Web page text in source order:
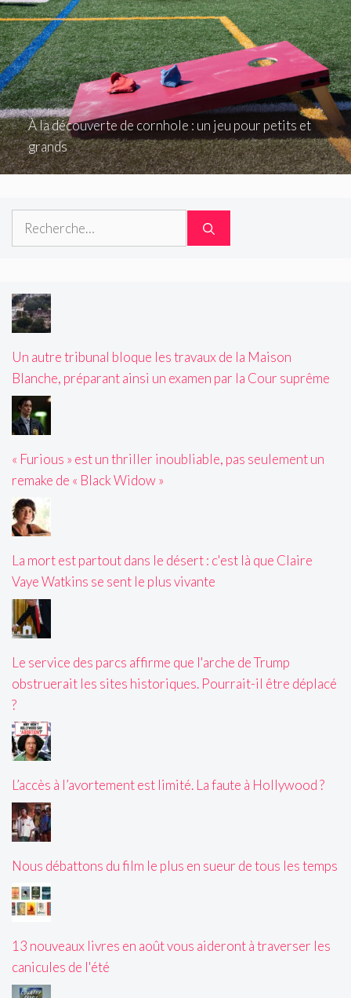
À la découverte de cornhole : un jeu pour petits et
grands
Rechercher :
Un autre tribunal bloque les travaux de la Maison
Blanche, préparant ainsi un examen par la Cour suprême
« Furious » est un thriller inoubliable, pas seulement un
remake de « Black Widow »
La mort est partout dans le désert : c'est là que Claire
Vaye Watkins se sent le plus vivante
Le service des parcs affirme que l'arche de Trump
obstruerait les sites historiques. Pourrait-il être déplacé
?
L’accès à l’avortement est limité. La faute à Hollywood ?
Nous débattons du film le plus en sueur de tous les temps
13 nouveaux livres en août vous aideront à traverser les
canicules de l'été